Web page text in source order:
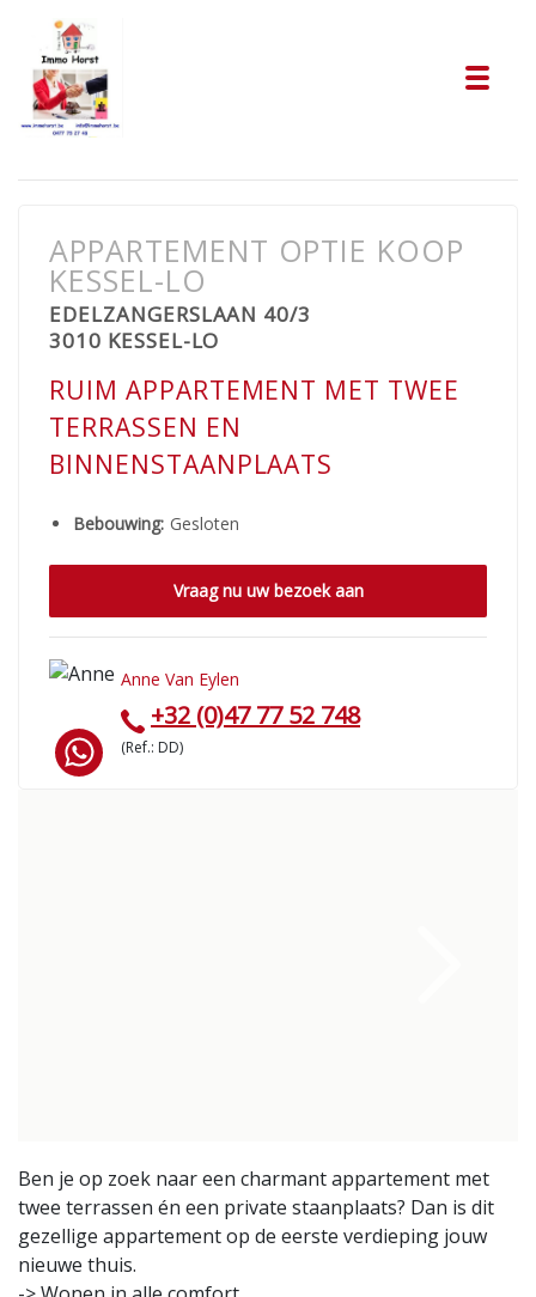
APPARTEMENT OPTIE KOOP
KESSEL-LO
EDELZANGERSLAAN 40/3
3010 KESSEL-LO
RUIM APPARTEMENT MET TWEE
TERRASSEN EN
BINNENSTAANPLAATS
Bebouwing: Gesloten
Vraag nu uw bezoek aan
Anne Van Eylen
+32 (0)47 77 52 748
(Ref.: DD)
Ben je op zoek naar een charmant appartement met
twee terrassen én een private staanplaats? Dan is dit
gezellige appartement op de eerste verdieping jouw
nieuwe thuis.